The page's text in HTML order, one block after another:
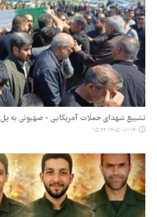
تشییع شهدای حملات آمریکایی - صهیونی به پل B1 در کرج
۱۴۰۵-۰۱-۱۴ ۱۵:۲۲